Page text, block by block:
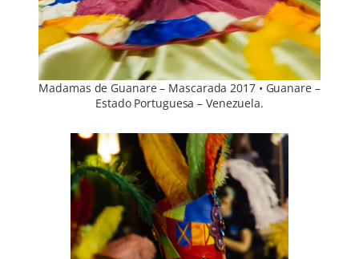
Madamas de Guanare – Mascarada 2017 • Guanare –
Estado Portuguesa – Venezuela.